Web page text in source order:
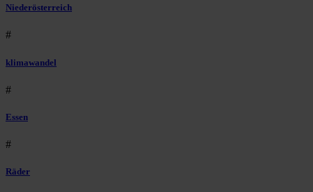
Niederösterreich
#
klimawandel
#
Essen
#
Räder